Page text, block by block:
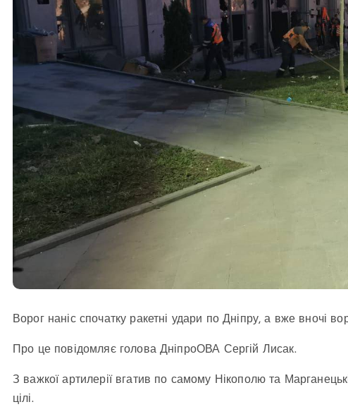
Ворог наніс спочатку ракетні удари по Дніпру, а вже вночі
Про це повідомляє голова ДніпроОВА Сергій Лисак.
З важкої артилерії вгатив по самому Нікополю та
цілі.